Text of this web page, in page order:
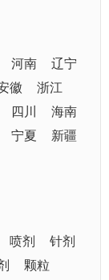
河南
辽宁
徽
浙江
四川
海南
宁夏
新疆
喷剂
针剂
颗粒